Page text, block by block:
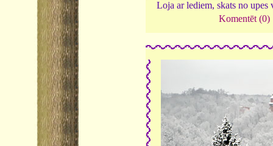
Loja ar lediem, skats no upes
Komentēt (0)